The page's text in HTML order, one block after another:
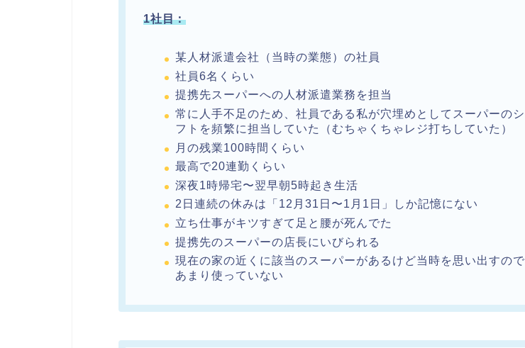
1社目：
某人材派遣会社（当時の業態）の社員
社員6名くらい
提携先スーパーへの人材派遣業務を担当
常に人手不足のため、社員である私が穴埋めとしてスーパーのシ
フトを頻繁に担当していた（むちゃくちゃレジ打ちしていた）
月の残業100時間くらい
最高で20連勤くらい
深夜1時帰宅〜翌早朝5時起き生活
2日連続の休みは「12月31日〜1月1日」しか記憶にない
立ち仕事がキツすぎて足と腰が死んでた
提携先のスーパーの店長にいびられる
現在の家の近くに該当のスーパーがあるけど当時を思い出すので
あまり使っていない